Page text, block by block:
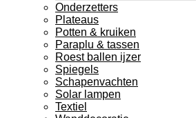
Onderzetters
Plateaus
Potten & kruiken
Paraplu & tassen
Roest ballen ijzer
Spiegels
Schapenvachten
Solar lampen
Textiel